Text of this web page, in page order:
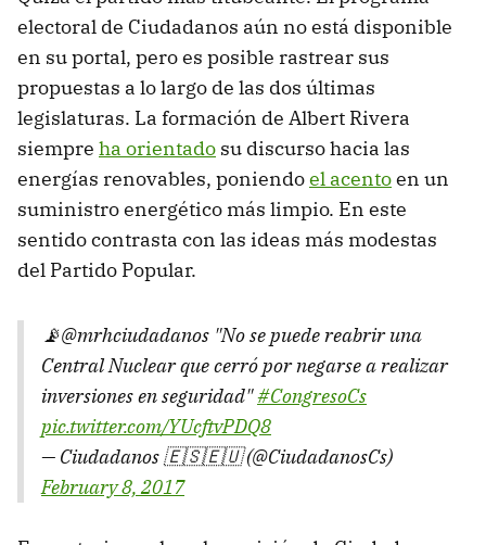
electoral de Ciudadanos aún no está disponible
en su portal, pero es posible rastrear sus
propuestas a lo largo de las dos últimas
legislaturas. La formación de Albert Rivera
siempre ha orientado su discurso hacia las
energías renovables, poniendoel acentoen un
suministro energético más limpio. En este
sentido contrasta con las ideas más modestas
del Partido Popular.
📡@mrhciudadanos "No se puede reabrir una
Central Nuclear que cerró por negarse a realizar
inversiones en seguridad"#CongresoCs
pic.twitter.com/YUcftvPDQ8
— Ciudadanos 🇪🇸🇪🇺 (@CiudadanosCs)
February 8, 2017